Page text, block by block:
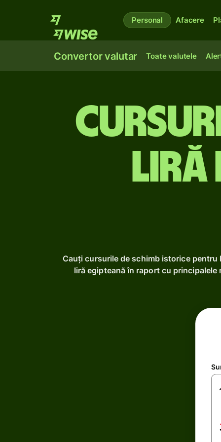
Personal Afacere
Convertor valutar Toate valutele
liră
Cauți cursurile de schimb istorice
liră egipteană în raport cu